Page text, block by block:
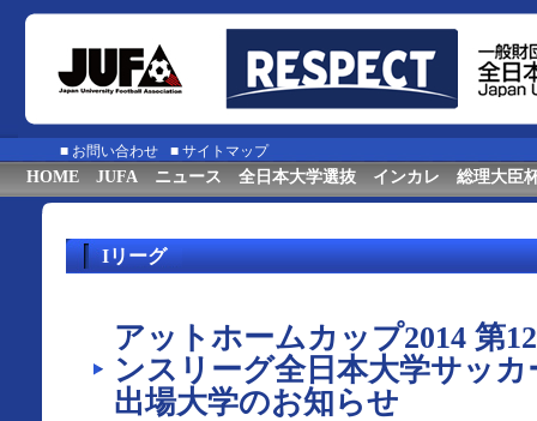
■ お問い合わせ ■ サイトマップ
HOME JUFA ニュース 全日本大学選抜 インカレ 総理大臣
Iリーグ
アットホームカップ2014 第
ンスリーグ全日本大学サッ
出場大学のお知らせ